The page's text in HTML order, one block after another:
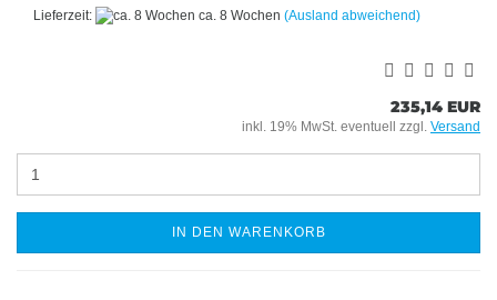
Lieferzeit: ca. 8 Wochen (Ausland abweichend)
235,14 EUR
inkl. 19% MwSt. eventuell zzgl. Versand
IN DEN WARENKORB